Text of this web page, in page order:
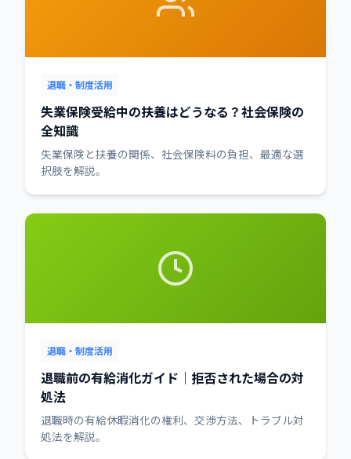
退職・制度活用
失業保険受給中の扶養はどうなる？社会保険の
全知識
失業保険と扶養の関係、社会保険料の負担、最適な選
択肢を解説。
退職・制度活用
退職前の有給消化ガイド｜拒否された場合の対
処法
退職時の有給休暇消化の権利、交渉方法、トラブル対
処法を解説。